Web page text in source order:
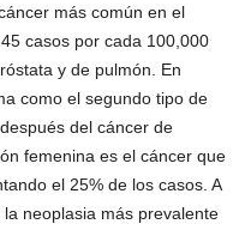
más común en el
casos por cada 100,000
y de pulmón. En
como el segundo tipo de
del cáncer de
femenina es el cáncer que
el 25% de los casos. A
neoplasia más prevalente